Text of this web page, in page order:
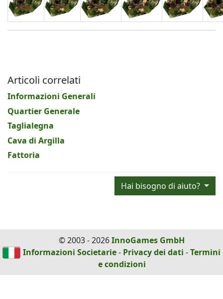
Articoli correlati
Informazioni Generali
Quartier Generale
Taglialegna
Cava di Argilla
Fattoria
Hai bisogno di aiuto?
© 2003 - 2026InnoGames GmbH
Informazioni Societarie- Privacy dei dati -Termini
e condizioni